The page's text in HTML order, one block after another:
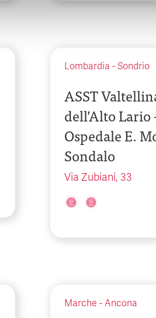
Lombardia - Sondrio
ASST
dell’Alto Lario
Ospedale E.
Sondalo
Via Zubiani, 33
Marche - Ancona